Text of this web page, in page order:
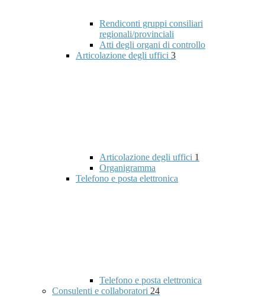
Rendiconti gruppi consiliari
regionali/provinciali
Atti degli organi di controllo
Articolazione degli uffici 3
Articolazione degli uffici 1
Organigramma
Telefono e posta elettronica
Telefono e posta elettronica
Consulenti e collaboratori 24